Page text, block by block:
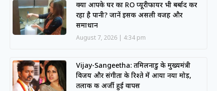
क्या आपके घर का RO प्यूरीफायर भी बर्बाद कर
रहा है पानी? जानें इसकी असली वजह और
समाधान
August 7, 2026 4:34 pm
Vijay-Sangeetha: तमिलनाडु के मुख्यमंत्री
विजय और संगीता के रिश्ते में आया नया मोड़,
तलाक की अर्जी हुई वापस